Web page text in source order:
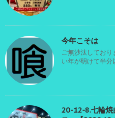
今年こそは
ご無沙汰してお
い年が明けて半分
20-12-8.七輪焼